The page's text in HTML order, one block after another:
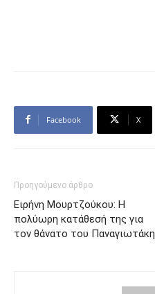
Facebook X
Προηγούμενο άρθρο
Ειρήνη Μουρτζούκου: Η
πολύωρη κατάθεσή της για
τον θάνατο του Παναγιωτάκη